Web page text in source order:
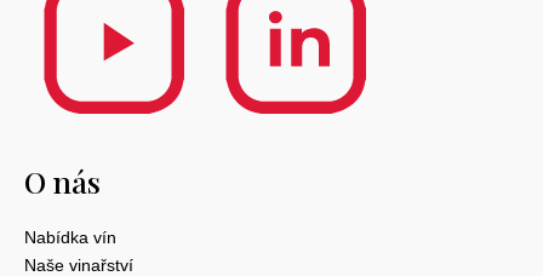
O nás
Nabídka vín
Naše vinařství